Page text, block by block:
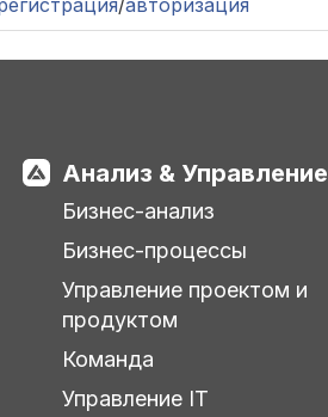
Анализ & Управление
Бизнес-анализ
Бизнес-процессы
Управление проектом и
продуктом
Команда
Управление IT